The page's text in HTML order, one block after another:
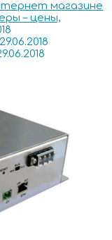
магазине
– цены,
29.06.2018